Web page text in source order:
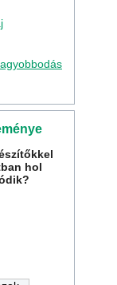
hol